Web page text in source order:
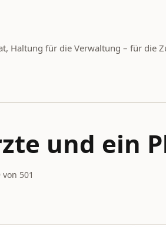
Haltung für die Verwaltung – für die
und ein
501